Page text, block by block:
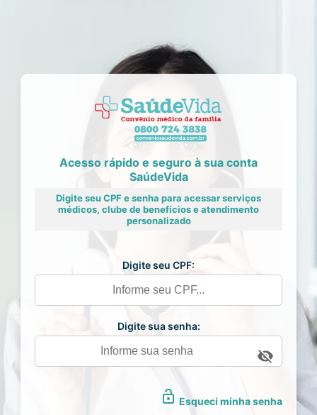
Acesso rápido e seguro à sua conta
SaúdeVida
Digite seu CPF e senha para acessar serviços
médicos, clube de benefícios e atendimento
personalizado
Digite seu CPF:
Digite sua senha:
visibility_off
lock_open Esqueci minha senha